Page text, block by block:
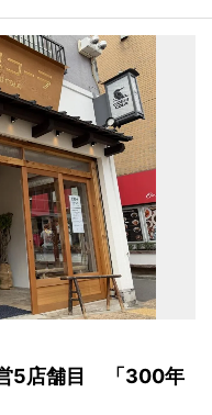
5店舗目 「300年